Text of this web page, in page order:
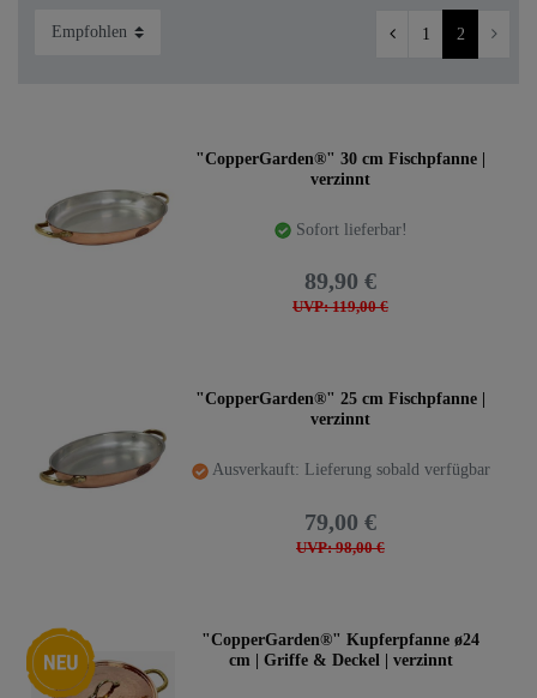
Sie edel, nachhaltig, kreativ und lecker
kochen möchten ist Kupfer das beste
Material für Sie. Handgefertigte
Kupferkessel, Töpfe und Pfannen frisch aus
1 2
"CopperGarden®" 30 cm Fischpfanne |
verzinnt
Sofort lieferbar!
UVP: 119,00 €
89,90 €
"CopperGarden®" 25 cm Fischpfanne |
verzinnt
Ausverkauft: Lieferung sobald verfügbar
UVP: 98,00 €
79,00 €
Neuheit
"CopperGarden®" Kupferpfanne ø24
cm | Griffe & Deckel | verzinnt